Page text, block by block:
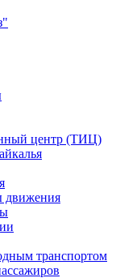
центр (ТИЦ)
движения
транспортом